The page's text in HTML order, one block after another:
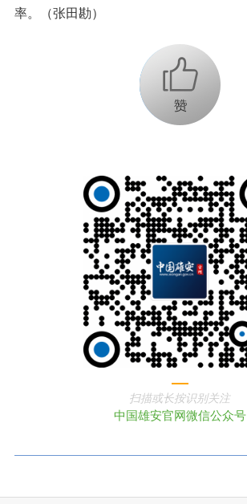
率。（张田勘）
+1
扫描或长按识别关注
中国雄安官网微信公众号